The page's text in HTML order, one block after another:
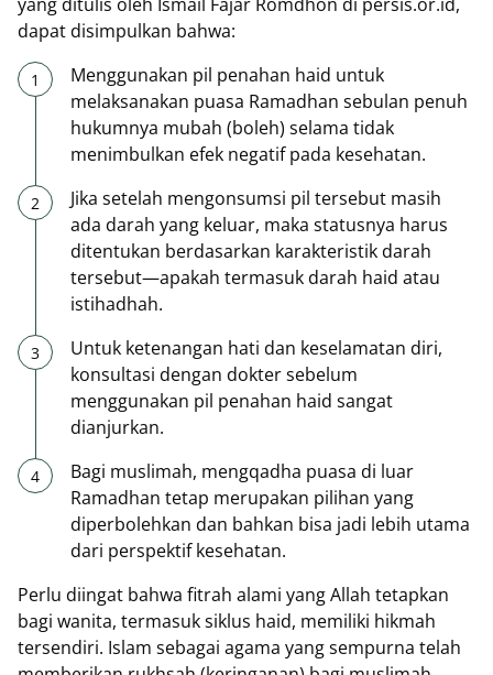
dapat disimpulkan bahwa:
Menggunakan pil penahan haid untuk
melaksanakan puasa Ramadhan sebulan penuh
hukumnya mubah (boleh) selama tidak
menimbulkan efek negatif pada kesehatan.
Jika setelah mengonsumsi pil tersebut masih
ada darah yang keluar, maka statusnya harus
ditentukan berdasarkan karakteristik darah
tersebut—apakah termasuk darah haid atau
istihadhah.
Untuk ketenangan hati dan keselamatan diri,
konsultasi dengan dokter sebelum
menggunakan pil penahan haid sangat
dianjurkan.
Bagi muslimah, mengqadha puasa di luar
Ramadhan tetap merupakan pilihan yang
diperbolehkan dan bahkan bisa jadi lebih utama
dari perspektif kesehatan.
Perlu diingat bahwa fitrah alami yang Allah tetapkan
bagi wanita, termasuk siklus haid, memiliki hikmah
tersendiri. Islam sebagai agama yang sempurna telah